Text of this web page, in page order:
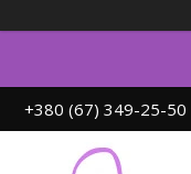
+380 (67) 349-25-50